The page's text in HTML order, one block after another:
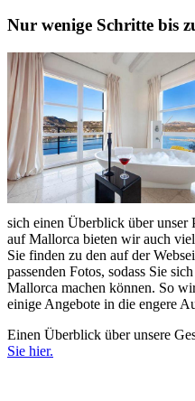
Nur wenige Schritte bis
sich einen Überblick über
auf Mallorca bieten wir auch
Sie finden zu den auf der
passenden Fotos, sodass Sie
Mallorca machen können. So
einige Angebote in die engere
Einen Überblick über unsere
Sie hier.